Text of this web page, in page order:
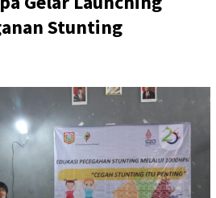
Stunting